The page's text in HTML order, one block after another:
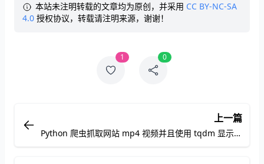
本站未注明转载的文章均为原创，并采用 CC BY-NC-SA
4.0 授权协议，转载请注明来源，谢谢！
1 0
上一篇
Python 爬虫抓取网站 mp4 视频并且使用 tqdm 显示进